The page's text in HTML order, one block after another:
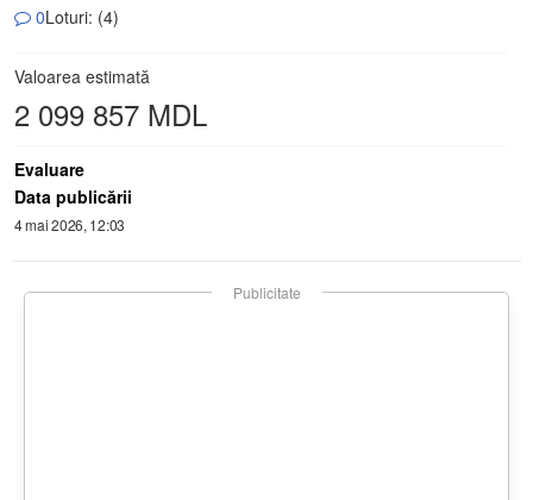
0Loturi: (4)
Valoarea estimată
2 099 857 MDL
Evaluare
Data publicării
4 mai 2026, 12:03
Publicitate